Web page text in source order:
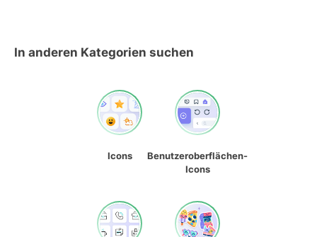
In anderen Kategorien suchen
Icons
Benutzeroberflächen-
Icons